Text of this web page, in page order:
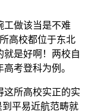
做该当是不难
高校都位于东北
就是好啊！两校自
考登科为例。
所高校实正的实
平易近航范畴就